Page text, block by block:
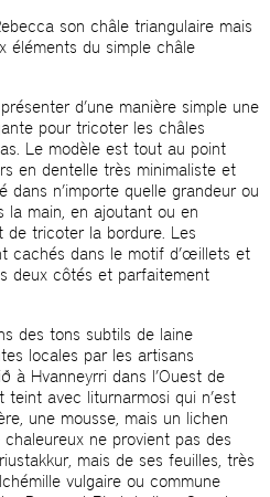
son châle triangulaire mais
éléments du simple châle
d’une manière simple une
pour tricoter les châles
Le modèle est tout au point
en dentelle très minimaliste et
n’importe quelle grandeur ou
la main, en ajoutant ou en
de tricoter la bordure. Les
cachés dans le motif d’œillets et
deux côtés et parfaitement
des tons subtils de laine
locales par les artisans
à Hvanneyrri dans l’Ouest de
teint avec liturnarmosi qui n’est
une mousse, mais un lichen
ne provient pas des
mais de ses feuilles, très
vulgaire ou commune